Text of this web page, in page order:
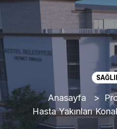
Anasayfa
Hasta Yakınları